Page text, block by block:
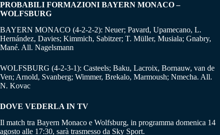
PROBABILI FORMAZIONI BAYERN MONACO –
WOLFSBURG
BAYERN MONACO (4-2-2-2): Neuer; Pavard, Upamecano, L.
Hernández, Davies; Kimmich, Sabitzer; T. Müller, Musiala; Gnabry,
Mané. All. Nagelsmann
WOLFSBURG (4-2-3-1): Casteels; Baku, Lacroix, Bornauw, van de
Ven; Arnold, Svanberg; Wimmer, Brekalo, Marmoush; Nmecha. All.
N. Kovac
DOVE VEDERLA IN TV
Il match tra Bayern Monaco e Wolfsburg, in programma domenica 14
agosto alle 17:30, sarà trasmesso da Sky Sport.